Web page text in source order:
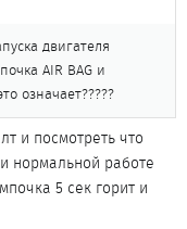
двигателя
AIR BAG и
означает?????
и посмотреть что
нормальной работе
5 сек горит и